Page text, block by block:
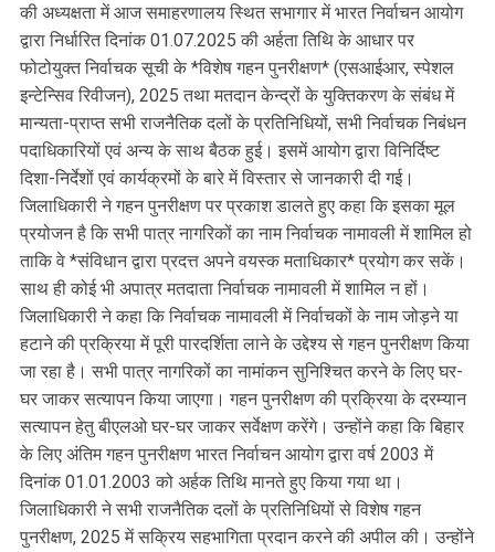
की अध्यक्षता में आज समाहरणालय स्थित सभागार में भारत निर्वाचन आयोग
द्वारा निर्धारित दिनांक 01.07.2025 की अर्हता तिथि के आधार पर
फोटोयुक्त निर्वाचक सूची के *विशेष गहन पुनरीक्षण* (एसआईआर, स्पेशल
इन्टेन्सिव रिवीजन), 2025 तथा मतदान केन्द्रों के युक्तिकरण के संबंध में
मान्यता-प्राप्त सभी राजनैतिक दलों के प्रतिनिधियों, सभी निर्वाचक निबंधन
पदाधिकारियों एवं अन्य के साथ बैठक हुई। इसमें आयोग द्वारा विनिर्दिष्ट
दिशा-निर्देशों एवं कार्यक्रमों के बारे में विस्तार से जानकारी दी गई।
जिलाधिकारी ने गहन पुनरीक्षण पर प्रकाश डालते हुए कहा कि इसका मूल
प्रयोजन है कि सभी पात्र नागरिकों का नाम निर्वाचक नामावली में शामिल हो
ताकि वे *संविधान द्वारा प्रदत्त अपने वयस्क मताधिकार* प्रयोग कर सकें।
साथ ही कोई भी अपात्र मतदाता निर्वाचक नामावली में शामिल न हों।
जिलाधिकारी ने कहा कि निर्वाचक नामावली में निर्वाचकों के नाम जोड़ने या
हटाने की प्रक्रिया में पूरी पारदर्शिता लाने के उद्देश्य से गहन पुनरीक्षण किया
जा रहा है। सभी पात्र नागरिकों का नामांकन सुनिश्चित करने के लिए घर-
घर जाकर सत्यापन किया जाएगा। गहन पुनरीक्षण की प्रक्रिया के दरम्यान
सत्यापन हेतु बीएलओ घर-घर जाकर सर्वेक्षण करेंगे। उन्होंने कहा कि बिहार
के लिए अंतिम गहन पुनरीक्षण भारत निर्वाचन आयोग द्वारा वर्ष 2003 में
दिनांक 01.01.2003 को अर्हक तिथि मानते हुए किया गया था।
जिलाधिकारी ने सभी राजनैतिक दलों के प्रतिनिधियों से विशेष गहन
पुनरीक्षण, 2025 में सक्रिय सहभागिता प्रदान करने की अपील की। उन्होंने